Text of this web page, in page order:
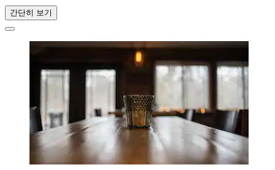
간단히 보기